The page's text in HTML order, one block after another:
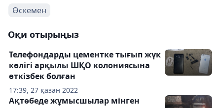
Өскемен
Оқи отырыңыз
17:39, 27 қазан 2022
Телефондарды цементке тығып жүк
көлігі арқылы ШҚО колониясына
өткізбек болған
Ақтөбеде жұмысшылар мінген